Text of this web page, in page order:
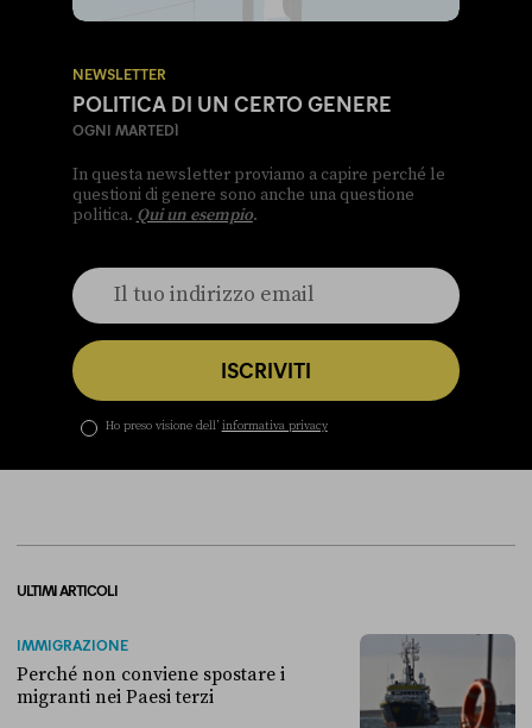
NEWSLETTER
POLITICA DI UN CERTO GENERE
OGNI MARTEDÌ
In questa newsletter proviamo a capire perché le
questioni di genere sono anche una questione
politica. Qui un esempio.
ISCRIVITI
Ho preso visione dell’ informativa privacy
ULTIMI ARTICOLI
IMMIGRAZIONE
Perché non conviene spostare i
migranti nei Paesi terzi